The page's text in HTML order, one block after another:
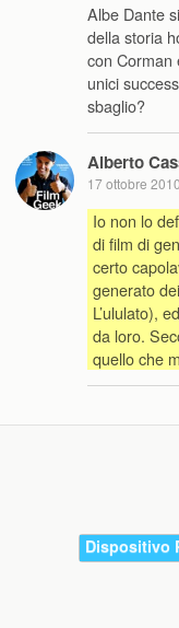
Albe Dante
della storia
con Corman
unici
sbaglio?
Alberto
17 ottobre 2010
Io non lo
di film di
certo
generato
L’ululato),
da loro.
quello che
Dispositivo